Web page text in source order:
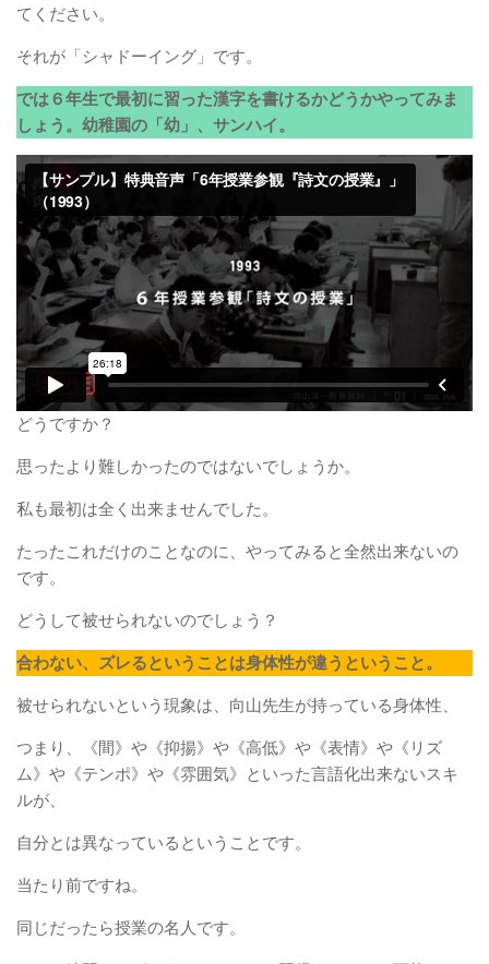
てください。
それが「シャドーイング」です。
では６年生で最初に習った漢字を書けるかどうかやってみま
しょう。幼稚園の「幼」、サンハイ。
どうですか？
思ったより難しかったのではないでしょうか。
私も最初は全く出来ませんでした。
たったこれだけのことなのに、やってみると全然出来ないの
です。
どうして被せられないのでしょう？
合わない、ズレるということは身体性が違うということ。
被せられないという現象は、向山先生が持っている身体性、
つまり、《間》や《抑揚》や《高低》や《表情》や《リズ
ム》や《テンポ》や《雰囲気》といった言語化出来ないスキ
ルが、
自分とは異なっているということです。
当たり前ですね。
同じだったら授業の名人です。